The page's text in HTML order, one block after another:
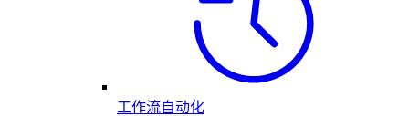
工作流自动化